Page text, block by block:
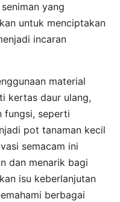
yang
untuk menciptakan
incaran
material
kertas daur ulang,
fungsi, seperti
pot tanaman kecil
semacam ini
dan menarik bagi
isu keberlanjutan
berbagai